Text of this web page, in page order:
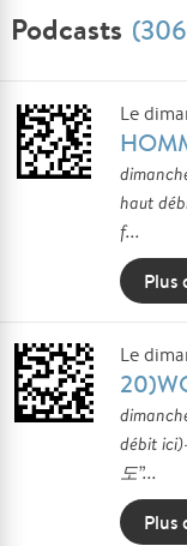
Podcasts
Le
haut
f...
Plus
Le
débit
도”...
Plus